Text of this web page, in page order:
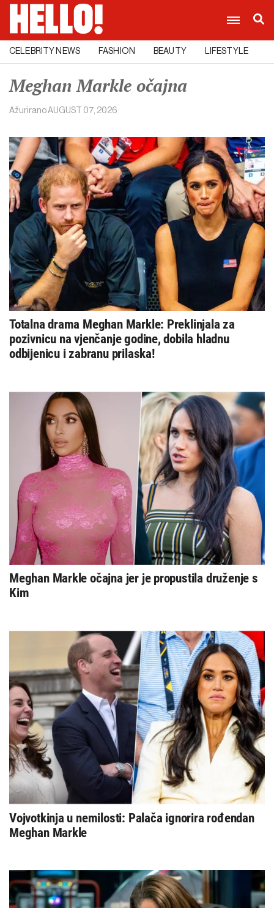
CELEBRITY NEWS FASHION BEAUTY LIFESTYLE
Meghan Markle očajna
AžuriranoAUGUST 07, 2026
Totalna drama Meghan Markle: Preklinjala za
pozivnicu na vjenčanje godine, dobila hladnu
odbijenicu i zabranu prilaska!
Meghan Markle očajna jer je propustila druženje s
Kim
Vojvotkinja u nemilosti: Palača ignorira rođendan
Meghan Markle